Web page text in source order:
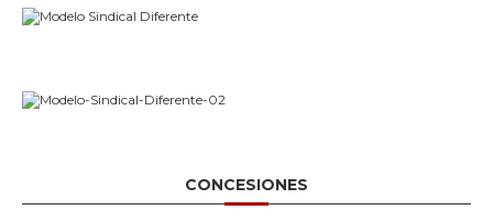
CONCESIONES